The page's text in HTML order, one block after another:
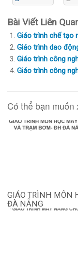
Bài Viết Liên
Giáo trình chế tạo
Giáo trình dao
Giáo trình công
Giáo trình công
Có thể bạn muốn
GIÁO TRÌNH MÔN
ĐÀ NẴNG